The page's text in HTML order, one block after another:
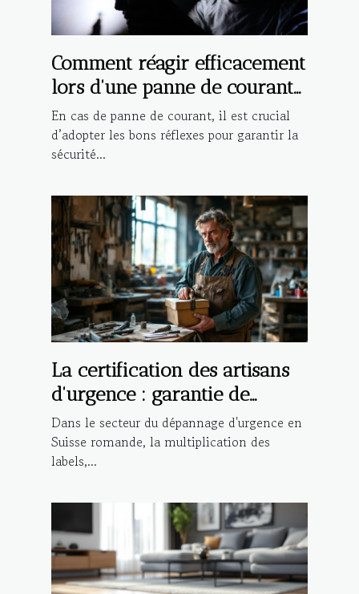
Comment réagir efficacement
lors d'une panne de courant
?
En cas de panne de courant, il est crucial
d’adopter les bons réflexes pour garantir la
sécurité...
La certification des artisans
d'urgence : garantie de
qualité ou marketing ?
Dans le secteur du dépannage d'urgence en
Suisse romande, la multiplication des
labels,...